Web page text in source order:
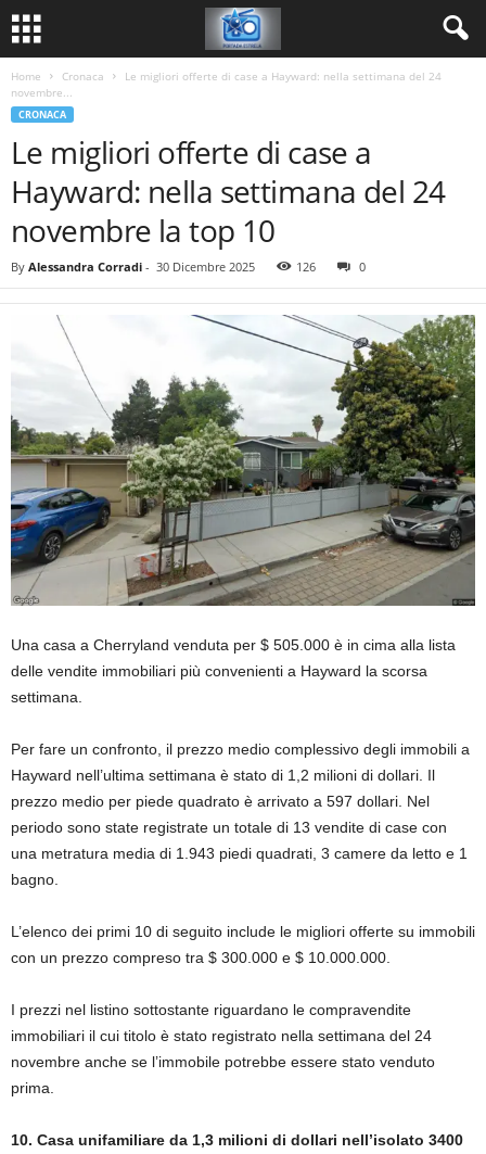
Home Cronaca
Le migliori offerte di case a Hayward: nella settimana del 24
novembre...
CRONACA
Le migliori offerte di case a
Hayward: nella settimana del 24
novembre la top 10
By Alessandra Corradi - 30 Dicembre 2025 126 0
Una casa a Cherryland venduta per $ 505.000 è in cima alla lista
delle vendite immobiliari più convenienti a Hayward la scorsa
settimana.
Per fare un confronto, il prezzo medio complessivo degli immobili a
Hayward nell’ultima settimana è stato di 1,2 milioni di dollari. Il
prezzo medio per piede quadrato è arrivato a 597 dollari. Nel
periodo sono state registrate un totale di 13 vendite di case con
una metratura media di 1.943 piedi quadrati, 3 camere da letto e 1
bagno.
L’elenco dei primi 10 di seguito include le migliori offerte su immobili
con un prezzo compreso tra $ 300.000 e $ 10.000.000.
I prezzi nel listino sottostante riguardano le compravendite
immobiliari il cui titolo è stato registrato nella settimana del 24
novembre anche se l’immobile potrebbe essere stato venduto
prima.
10. Casa unifamiliare da 1,3 milioni di dollari nell’isolato 3400